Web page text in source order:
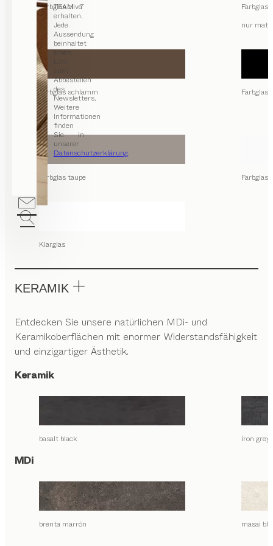
TEAM 7
erhalten.
Jede
Aussendung
beinhaltet
einen
Link
zum
Abbestellen
des
Newsletters.
Weitere
Informationen
finden
Sie in
unserer
Datenschutzerklärung.
Farbglas olive
Farbglas
nur matt
Farbglas schlamm Farbglas
Farbglas taupe Farbglas
Klarglas
KERAMIK
Entdecken Sie unsere natürlichen MDi- und
Keramikoberflächen mit enormer Widerstandsfähigkeit
und einzigartiger Ästhetik.
Keramik
basalt black iron grey
MDi
brenta marrón masai